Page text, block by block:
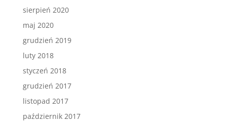
sierpień 2020
maj 2020
grudzień 2019
luty 2018
styczeń 2018
grudzień 2017
listopad 2017
październik 2017